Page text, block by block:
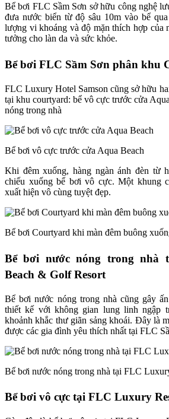
Bể bơi FLC Sầm Sơn sở hữu công nghệ
đưa nước biển từ độ sâu 10m vào bể
lượng vi khoáng và độ mặn thích hợp của
tưởng cho làn da và sức khỏe.
Bể bơi FLC Sầm Sơn phân khu
FLC Luxury Hotel Samson cũng sở hữu
tại khu courtyard: bể vô cực trước cửa
nóng trong nhà
Bể bơi vô cực trước cửa Aqua Beach
Khi đêm xuống, hàng ngàn ánh đèn từ
chiếu xuống bể bơi vô cực. Một khung
xuất hiện vô cùng tuyệt đẹp.
Bể bơi Courtyard khi màn đêm buông
Bể bơi nước nóng trong nhà
Beach & Golf Resort
Bể bơi nước nóng trong nhà cũng gây
thiết kế với không gian lung linh ngập
khoảnh khắc thư giãn sảng khoái. Đây là
được các gia đình yêu thích nhất tại FLC
Bể bơi nước nóng trong nhà tại FLC
Bể bơi vô cực tại FLC Luxury